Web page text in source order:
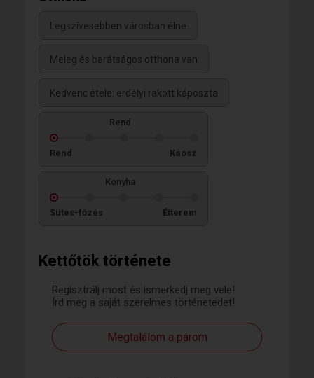
Kettőtök története
Regisztrálj most és ismerkedj meg vele!
Írd meg a saját szerelmes történetedet!
Megtalálom a párom
Legszívesebben városban élne
Meleg és barátságos otthona van
Kedvenc étele: erdélyi rakott káposzta
Rend
Rend Káosz
Konyha
Sütés-főzés Étterem